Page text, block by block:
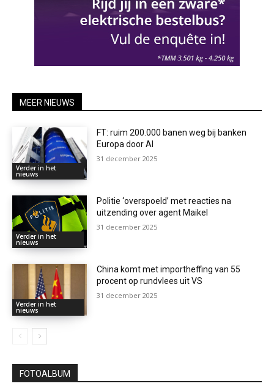
MEER NIEUWS
Verder in het
nieuws
FT: ruim 200.000 banen weg bij banken
Europa door AI
31 december 2025
Verder in het
nieuws
Politie ‘overspoeld’ met reacties na
uitzending over agent Maikel
31 december 2025
Verder in het
nieuws
China komt met importheffing van 55
procent op rundvlees uit VS
31 december 2025
FOTOALBUM